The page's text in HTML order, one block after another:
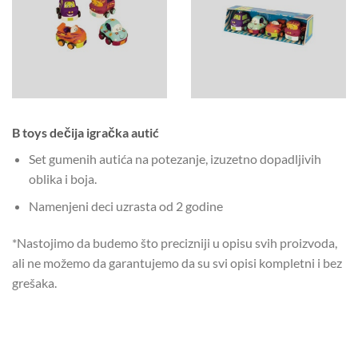
B toys dečija igračka autić
Set gumenih autića na potezanje, izuzetno dopadljivih
oblika i boja.
Namenjeni deci uzrasta od 2 godine
*Nastojimo da budemo što precizniji u opisu svih proizvoda,
ali ne možemo da garantujemo da su svi opisi kompletni i bez
grešaka.